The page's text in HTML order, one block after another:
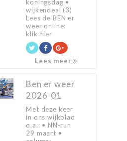
koningsdag •
wijkendeal (3)
Lees de BEN er
weer online:
klik hier
Lees meer
Ben er weer
2026-01
Met deze keer
in ons wijkblad
o.a.: • NN-run
29 maart •